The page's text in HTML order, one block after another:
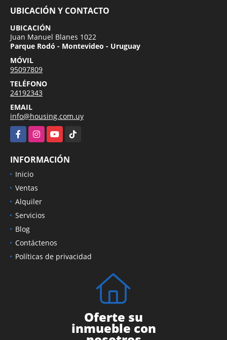
UBICACIÓN Y CONTACTO
UBICACIÓN
Juan Manuel Blanes 1022
Parque Rodó - Montevideo - Uruguay
MÓVIL
95097809
TELÉFONO
24192343
EMAIL
info@housing.com.uy
FacebookInstagramYouTubeTikTok
INFORMACIÓN
Inicio
Ventas
Alquiler
Servicios
Blog
Contáctenos
Políticas de privacidad
Oferte su
inmueble con